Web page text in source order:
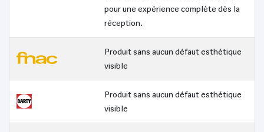
pour une expérience complète dès la
réception.
Produit sans aucun défaut esthétique
visible
Produit sans aucun défaut esthétique
visible